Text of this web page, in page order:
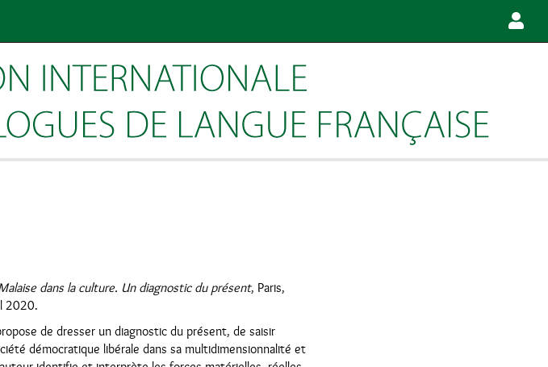
dans la culture. Un diagnostic du présent, Paris,
2020.
de dresser un diagnostic du présent, de saisir
démocratique libérale dans sa multidimensionnalité et